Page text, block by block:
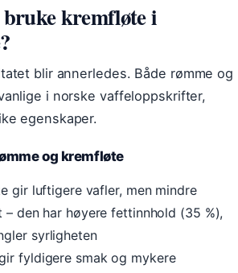
kremfløte i
blir annerledes. Både rømme og
i norske vaffeloppskrifter,
egenskaper.
og kremfløte
gir luftigere vafler, men mindre
– den har høyere fettinnhold (35 %),
syrligheten
fyldigere smak og mykere